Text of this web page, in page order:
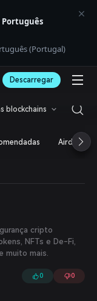
Português
(Portugal)
Descarregar
blockchains
Airdrop
cripto
NFTs e De-Fi,
muito mais.
0 0